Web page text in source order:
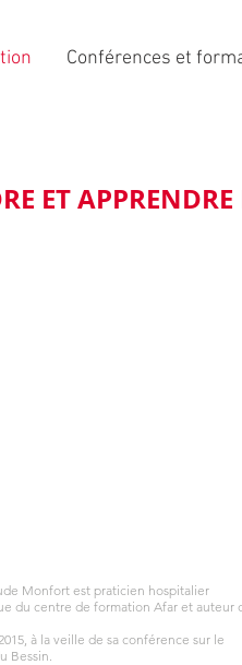
Conférences et
ET
Monfort est praticien hospitalier
du centre de formation Afar et auteur
à la veille de sa conférence sur le
Bessin.